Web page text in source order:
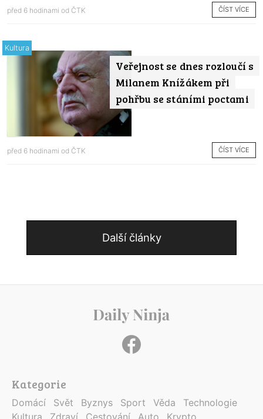
před 6 hodinami od ČTK ČÍST VÍCE
Veřejnost se dnes rozloučí s
Milanem Knížákem při
pohřbu se stáními poctami
Kultura
před 6 hodinami od ČTK ČÍST VÍCE
Další články
Kategorie
Domácí Svět Byznys Sport Věda
Technologie